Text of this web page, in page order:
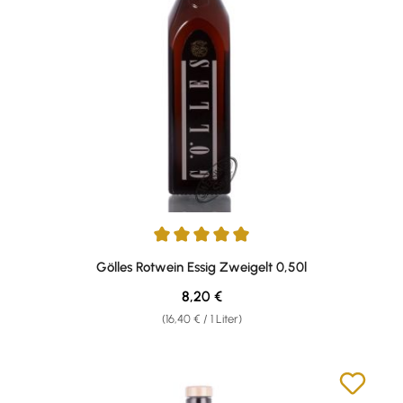
Durchschnittliche Bewertung von 4.88 von 5 Sternen
Gölles Rotwein Essig Zweigelt 0,50l
(16,40 € / 1 Liter)
Regulärer Preis:
8,20 €